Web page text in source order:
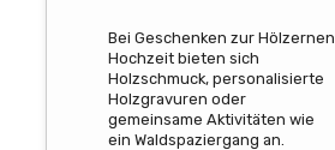
Bei Geschenken zur Hölzernen
Hochzeit bieten sich
Holzschmuck, personalisierte
Holzgravuren oder
gemeinsame Aktivitäten wie
ein Waldspaziergang an.